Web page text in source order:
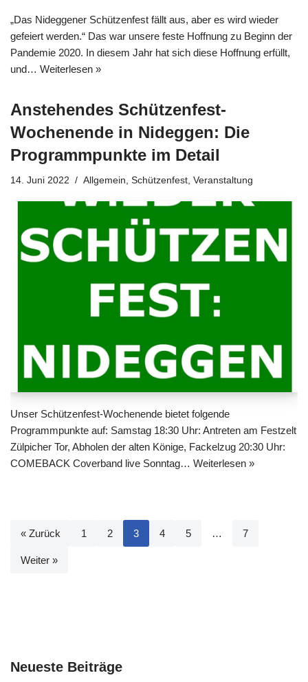
„Das Nideggener Schützenfest fällt aus, aber es wird wieder
gefeiert werden.“ Das war unsere feste Hoffnung zu Beginn der
Pandemie 2020. In diesem Jahr hat sich diese Hoffnung erfüllt,
und… Weiterlesen »
Anstehendes Schützenfest-
Wochenende in Nideggen: Die
Programmpunkte im Detail
14. Juni 2022 Allgemein Schützenfest Veranstaltung
Unser Schützenfest-Wochenende bietet folgende
Programmpunkte auf: Samstag 18:30 Uhr: Antreten am Festzelt
Zülpicher Tor, Abholen der alten Könige, Fackelzug 20:30 Uhr:
COMEBACK Coverband live Sonntag… Weiterlesen »
« Zurück 1 2 3 4 5 … 7
Weiter »
Neueste Beiträge